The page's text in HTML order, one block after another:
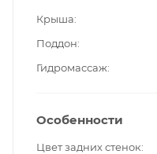
Крыша
Поддон
Гидромассаж
Особенности
Цвет задних стенок